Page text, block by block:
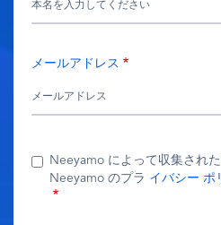
メールアドレス
Neeyamo によって収集され
Neeyamo のプラ イバシー ポ